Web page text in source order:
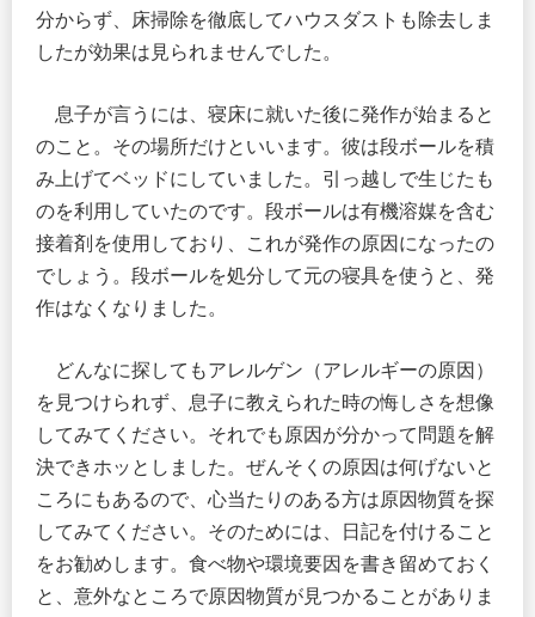
分からず、床掃除を徹底してハウスダストも除去しま
したが効果は見られませんでした。
息子が言うには、寝床に就いた後に発作が始まると
のこと。その場所だけといいます。彼は段ボールを積
み上げてベッドにしていました。引っ越しで生じたも
のを利用していたのです。段ボールは有機溶媒を含む
接着剤を使用しており、これが発作の原因になったの
でしょう。段ボールを処分して元の寝具を使うと、発
作はなくなりました。
どんなに探してもアレルゲン（アレルギーの原因）
を見つけられず、息子に教えられた時の悔しさを想像
してみてください。それでも原因が分かって問題を解
決できホッとしました。ぜんそくの原因は何げないと
ころにもあるので、心当たりのある方は原因物質を探
してみてください。そのためには、日記を付けること
をお勧めします。食べ物や環境要因を書き留めておく
と、意外なところで原因物質が見つかることがありま